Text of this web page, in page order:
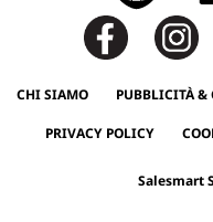
CHI SIAMO PUBBLICITÀ &
PRIVACY POLICY
Salesmart